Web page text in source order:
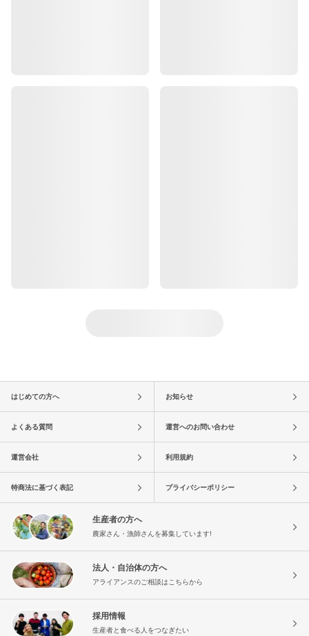
はじめての方へ お知らせ
よくある質問 運営へのお問い合わせ
運営会社 利用規約
特商法に基づく表記 プライバシーポリシー
生産者の方へ
農家さん・漁師さんを募集しています!
法人・自治体の方へ
アライアンスのご相談はこちらから
採用情報
生産者と食べる人をつなぎたい